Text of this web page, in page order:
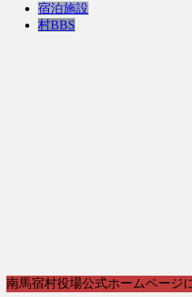
宿泊施設
村BBS
南馬宿村役場公式ホームページ